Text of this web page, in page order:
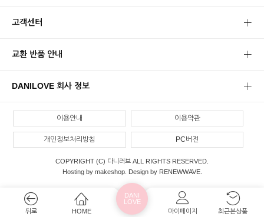
뒤로 HOME
DANI
LOVE
마이페이지
최근본상품
고객센터
교환 반품 안내
DANILOVE 회사 정보
이용안내 이용약관
개인정보처리방침 PC버전
COPYRIGHT (C) 다니러브 ALL RIGHTS RESERVED.
Hosting by makeshop. Design by RENEWWAVE.